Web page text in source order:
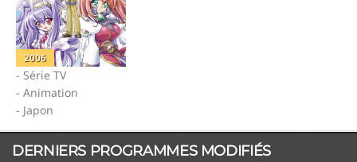
2006
- Série TV
- Animation
- Japon
DERNIERS PROGRAMMES MODIFIÉS